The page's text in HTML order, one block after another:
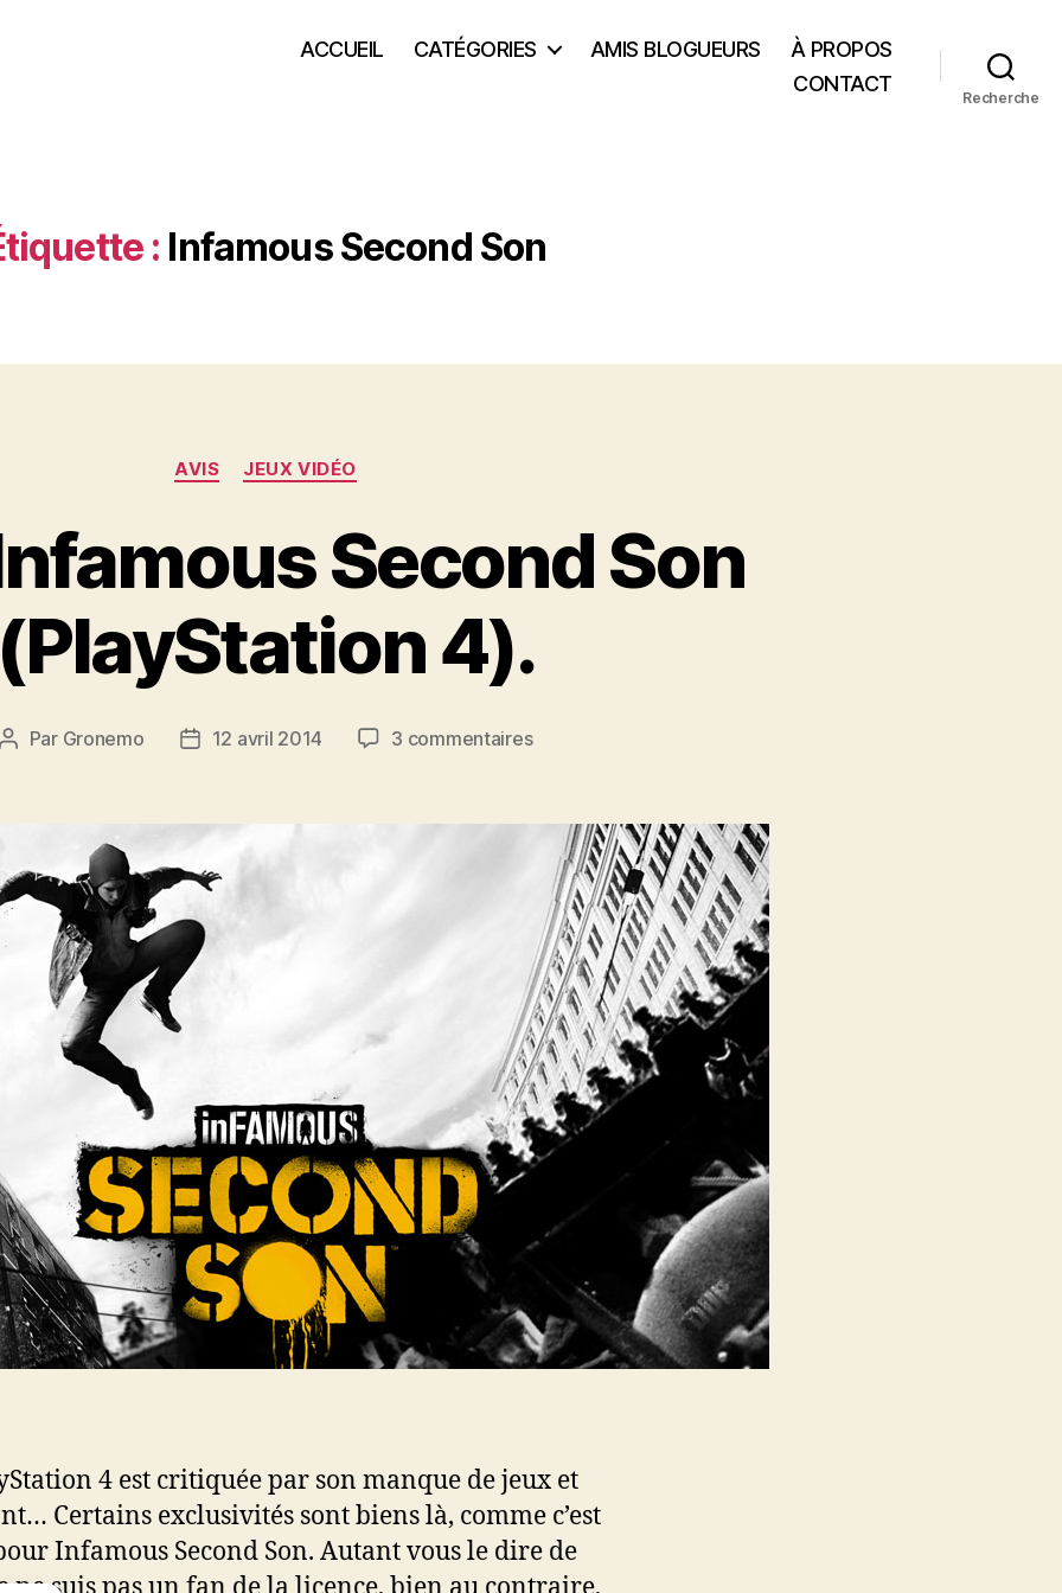
ACCUEIL CATÉGORIES AMIS BLOGUEURS
À PROPOS
CONTACT
Recherche
: Infamous Second Son
Catégories
AVIS JEUX VIDÉO
Second Son
4).
Auteur
Par Gronemo
Date12 avril 2014 3 commentairessur
Infamous
Second
Son
(PlayStation
4).
4 est critiquée par son manque de jeux et
Certains exclusivités sont biens là, comme c’est
Infamous Second Son. Autant vous le dire de